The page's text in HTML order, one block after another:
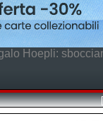
Hoepli:
[